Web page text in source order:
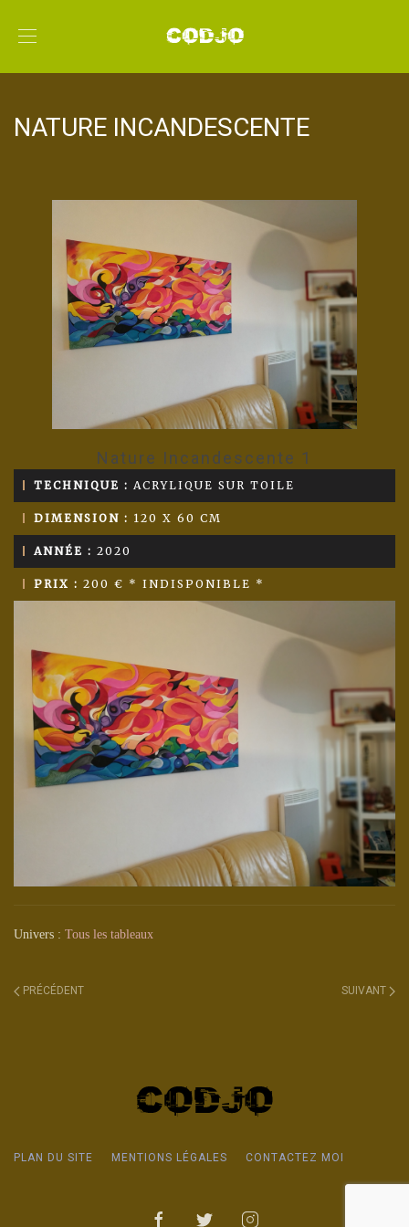
NATURE INCANDESCENTE
Nature Incandescente 1
TECHNIQUE : ACRYLIQUE SUR TOILE
DIMENSION : 120 X 60 CM
ANNÉE : 2020
PRIX : 200 € * INDISPONIBLE *
Univers : Tous les tableaux
PRÉCÉDENT SUIVANT
PLAN DU SITE MENTIONS LÉGALES CONTACTEZ MOI